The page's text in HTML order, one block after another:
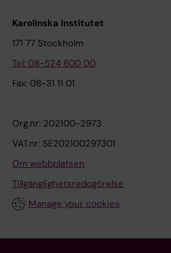
Karolinska Institutet
171 77 Stockholm
Tel: 08-524 800 00
Fax: 08-31 11 01
Org.nr: 202100-2973
VAT.nr: SE202100297301
Om webbplatsen
Tillgänglighetsredogörelse
Manage your cookies